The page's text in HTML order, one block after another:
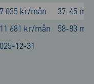
035 kr/mån
37-45 m²
681 kr/mån
58-83 m²
12-31